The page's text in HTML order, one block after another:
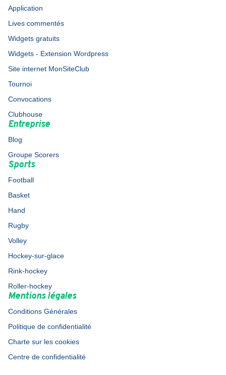
Application
Lives commentés
Widgets gratuits
Widgets - Extension Wordpress
Site internet MonSiteClub
Tournoi
Convocations
Clubhouse
Entreprise
Blog
Groupe Scorers
Sports
Football
Basket
Hand
Rugby
Volley
Hockey-sur-glace
Rink-hockey
Roller-hockey
Mentions légales
Conditions Générales
Politique de confidentialité
Charte sur les cookies
Centre de confidentialité